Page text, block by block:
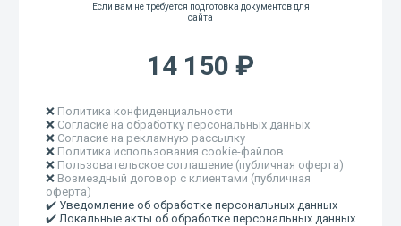
Если вам не требуется подготовка документов для
сайта
14 150 ₽
❌ Политика конфиденциальности
❌ Согласие на обработку персональных данных
❌ Согласие на рекламную рассылку
❌ Политика использования cookie-файлов
❌ Пользовательское соглашение (публичная оферта)
❌ Возмездный договор с клиентами (публичная
оферта)
✔️ Уведомление об обработке персональных данных
✔️ Локальные акты об обработке персональных данных